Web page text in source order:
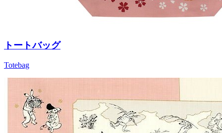
トートバッグ
Totebag